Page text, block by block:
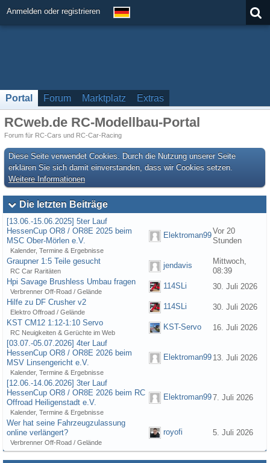
Anmelden oder registrieren
Portal Forum Marktplatz Extras
RCweb.de RC-Modellbau-Portal
Forum für RC-Cars und RC-Car-Racing
Diese Seite verwendet Cookies. Durch die Nutzung unserer Seite
erklären Sie sich damit einverstanden, dass wir Cookies setzen.
Weitere Informationen
Die letzten Beiträge
[13.06.-15.06.2025] 5ter Lauf
HessenCup OR8 / OR8E 2025 beim
MSC Ober-Mörlen e.V.
Kalender, Termine & Ergebnisse
Elektroman99Vor 20
Stunden
Graupner 1:5 Teile gesucht
RC Car Raritäten
jendavis
Mittwoch,
08:39
Hpi Savage Brushless Umbau fragen
Verbrenner Off-Road / Gelände
114SLi
30. Juli 2026
Hilfe zu DF Crusher v2
Elektro Offroad / Gelände
114SLi
30. Juli 2026
KST CM12 1:12-1:10 Servo
RC Neuigkeiten & Gerüchte im Web
KST-Servo
16. Juli 2026
[03.07.-05.07.2026] 4ter Lauf
HessenCup OR8 / OR8E 2026 beim
MSV Linsengericht e.V.
Kalender, Termine & Ergebnisse
Elektroman99 13. Juli 2026
[12.06.-14.06.2026] 3ter Lauf
HessenCup OR8 / OR8E 2026 beim RC
Offroad Heiligenstadt e.V.
Kalender, Termine & Ergebnisse
Elektroman997. Juli 2026
Wer hat seine Fahrzeugzulassung
online verlängert?
Verbrenner Off-Road / Gelände
royofi 5. Juli 2026